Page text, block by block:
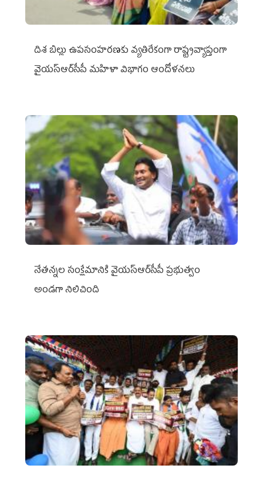
దిశ బిల్లు ఉపసంహరణకు వ్యతిరేకంగా రాష్ట్రవ్యాప్తంగా
వైయ‌స్ఆర్‌సీపీ మహిళా విభాగం ఆందోళనలు
నేతన్నల సంక్షేమానికి వైయ‌స్ఆర్‌సీపీ ప్రభుత్వం
అండగా నిలిచింది